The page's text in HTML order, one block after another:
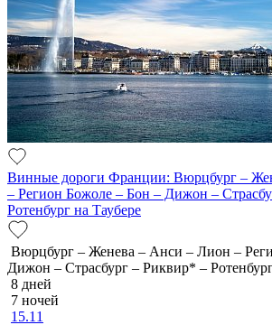
Винные дороги Франции: Вюрцбург –
– Регион Божоле – Бон – Дижон –
Ротенбург на Таубере
Вюрцбург – Женева – Анси – Лион –
Дижон – Страсбург – Риквир* –
8 дней
7 ночей
15.11